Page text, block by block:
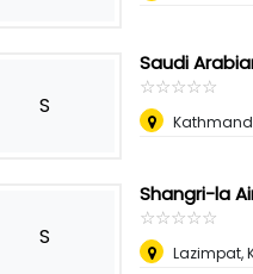
S
Saudi
☆☆☆☆☆
★★★★★
S
Shangri-la
☆☆☆☆☆
★★★★★
Lazimpat,